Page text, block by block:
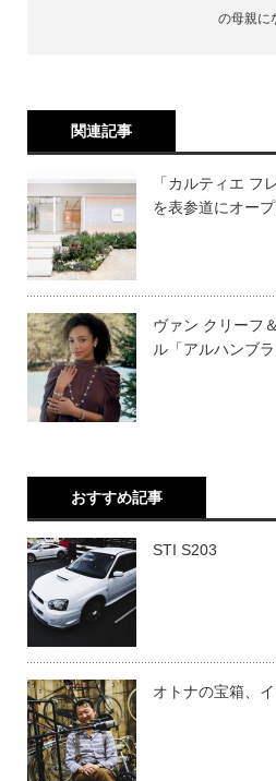
の母親に
関連記事
「カルティエ フ
を表参道にオー
ヴァン クリーフ
ル「アルハンブ
おすすめ記事
STI S203
オトナの宝箱、